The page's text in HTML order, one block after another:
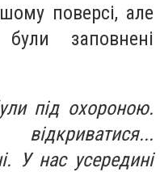
поверсі, але
були заповнені
під охороною.
У нас усередині